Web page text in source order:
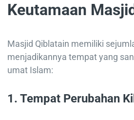
Keutamaan
Masjid Qiblatain memiliki
menjadikannya tempat yang
umat Islam:
1. Tempat Perubahan